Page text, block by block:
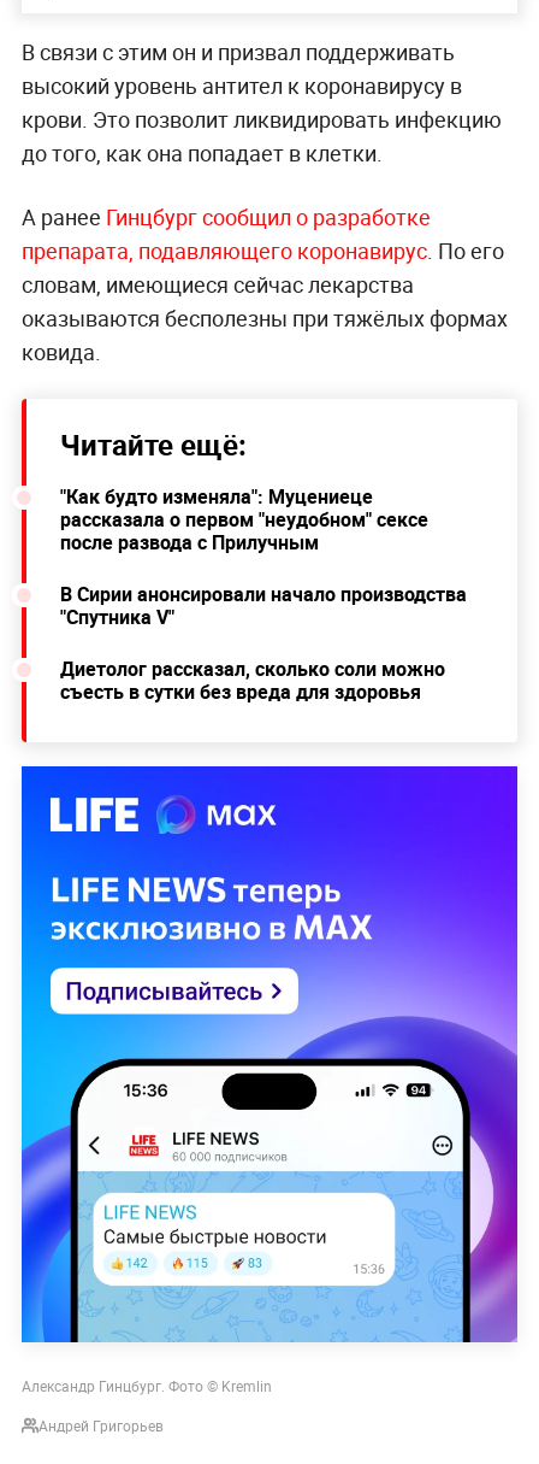
В связи с этим он и призвал поддерживать
высокий уровень антител к коронавирусу в
крови. Это позволит ликвидировать инфекцию
до того, как она попадает в клетки.
А ранее Гинцбург сообщил о разработке
препарата, подавляющего коронавирус. По его
словам, имеющиеся сейчас лекарства
оказываются бесполезны при тяжёлых формах
ковида.
Читайте ещё:
"Как будто изменяла": Муцениеце
рассказала о первом "неудобном" сексе
после развода с Прилучным
В Сирии анонсировали начало производства
"Спутника V"
Диетолог рассказал, сколько соли можно
съесть в сутки без вреда для здоровья
Александр Гинцбург. Фото © Kremlin
Андрей Григорьев